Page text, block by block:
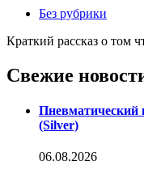
Без рубрики
Краткий рассказ о том
Свежие
Пневматический
(Silver)
06.08.2026